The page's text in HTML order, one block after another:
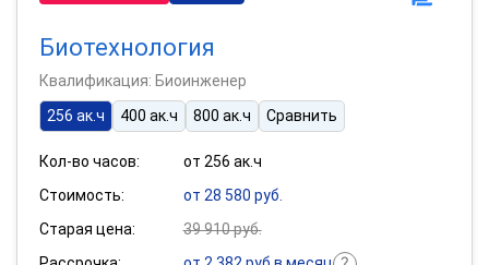
Биотехнология
Квалификация: Биоинженер
256 ак.ч
400 ак.ч 800 ак.ч Сравнить
Кол-во часов:
от 256 ак.ч
Стоимость:
от 28 580 руб.
Старая цена:
39 910 руб.